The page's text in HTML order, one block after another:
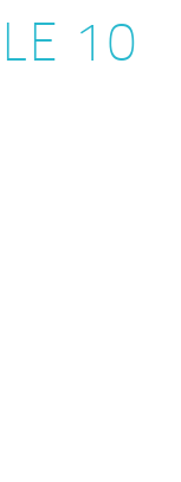
10